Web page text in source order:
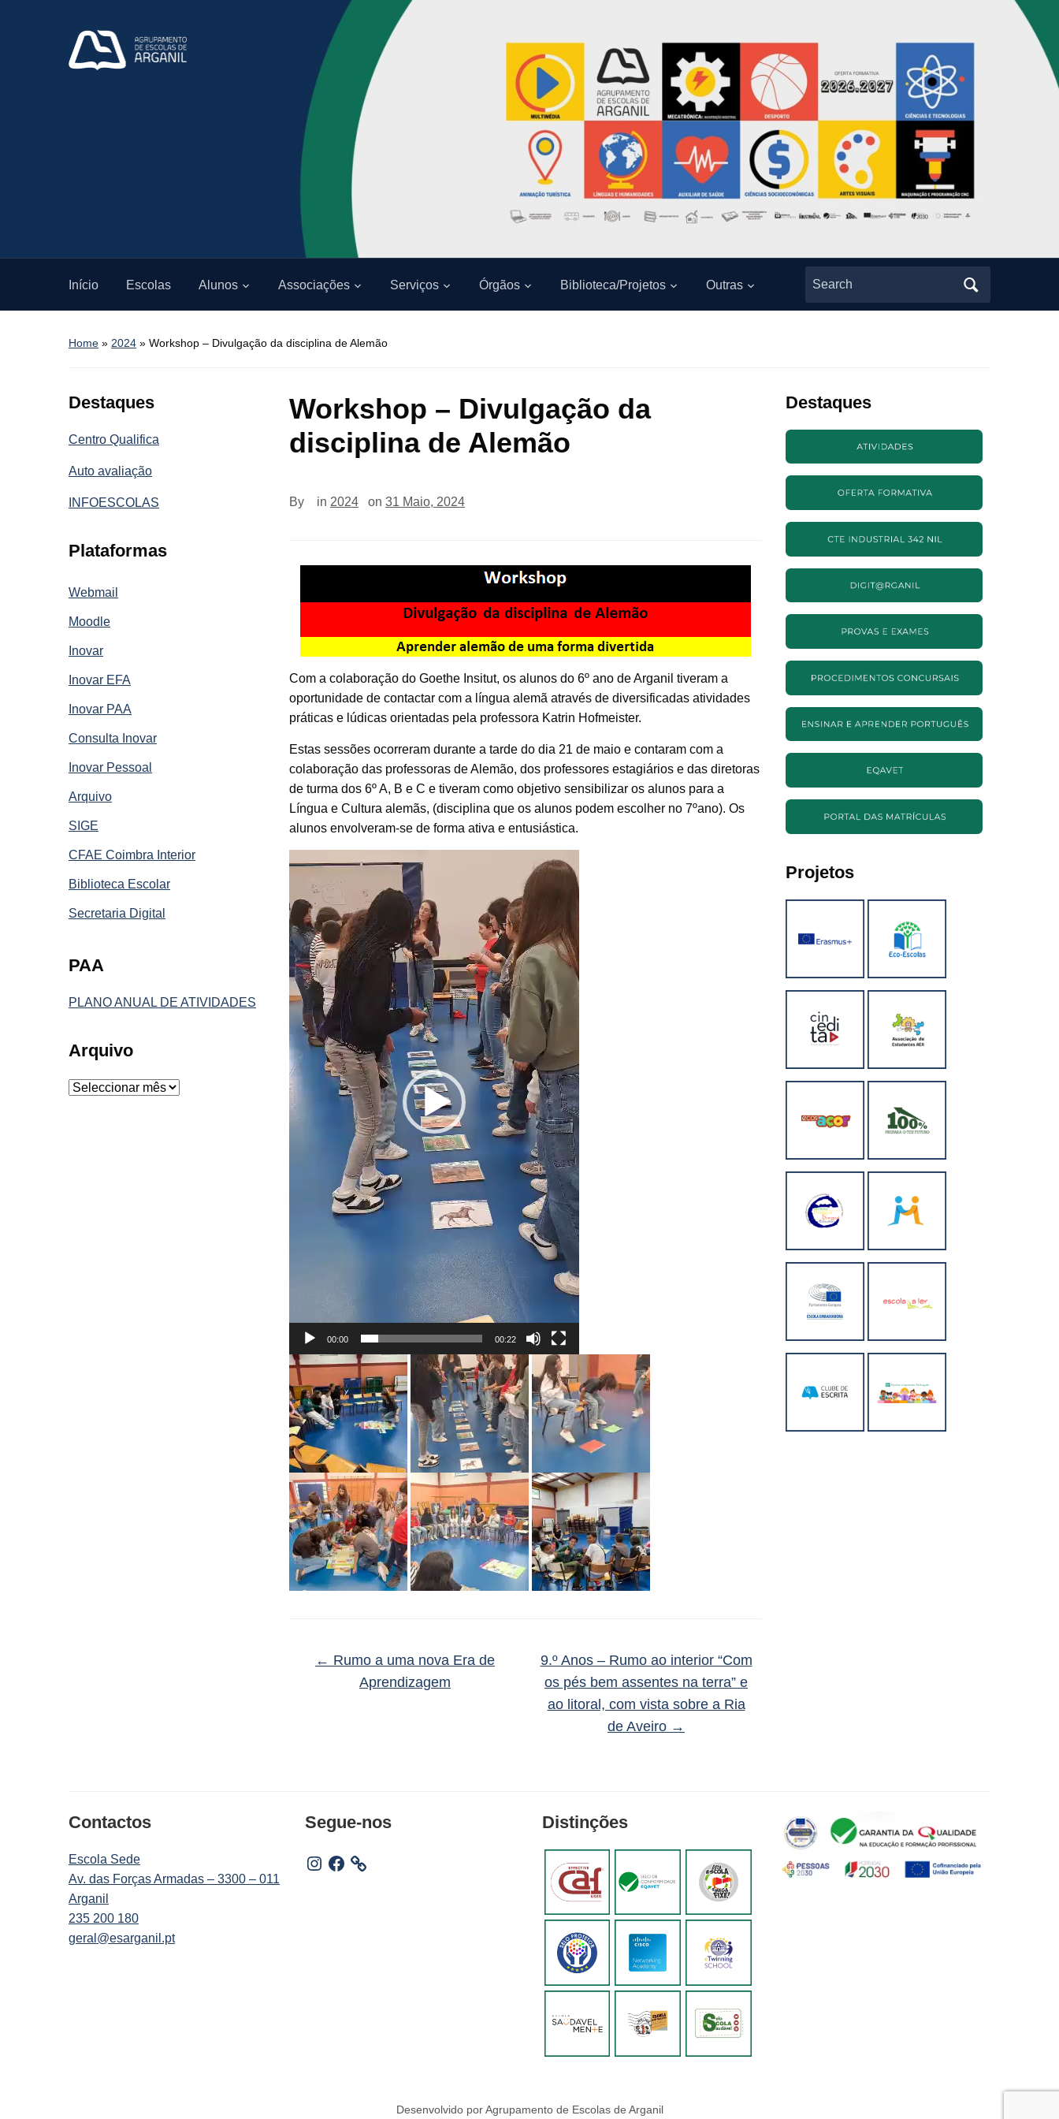
Início Escolas Alunos Associações Serviços Órgãos Biblioteca/Projetos Outras
Search
for:
Home » 2024 » Workshop – Divulgação da disciplina de Alemão
Destaques
Centro Qualifica
Auto avaliação
INFOESCOLAS
Plataformas
Webmail
Moodle
Inovar
Inovar EFA
Inovar PAA
Consulta Inovar
Inovar Pessoal
Arquivo
SIGE
CFAE Coimbra Interior
Biblioteca Escolar
Secretaria Digital
PAA
PLANO ANUAL DE ATIVIDADES
Arquivo
Arquivo
Workshop – Divulgação da
disciplina de Alemão
By in 2024 on 31 Maio, 2024
Com a colaboração do Goethe Insitut, os alunos do 6º ano de Arganil tiveram a
oportunidade de contactar com a língua alemã através de diversificadas atividades
práticas e lúdicas orientadas pela professora Katrin Hofmeister.
Estas sessões ocorreram durante a tarde do dia 21 de maio e contaram com a
colaboração das professoras de Alemão, dos professores estagiários e das diretoras
de turma dos 6º A, B e C e tiveram como objetivo sensibilizar os alunos para a
Língua e Cultura alemãs, (disciplina que os alunos podem escolher no 7ºano). Os
alunos envolveram-se de forma ativa e entusiástica.
vídeo
00:00 00:22
← Rumo a uma nova Era de
Aprendizagem
9.º Anos – Rumo ao interior “Com
os pés bem assentes na terra” e
ao litoral, com vista sobre a Ria
de Aveiro →
Destaques
Projetos
Contactos
Escola Sede
Av. das Forças Armadas – 3300 – 011
Arganil
235 200 180
geral@esarganil.pt
Segue-nos
Instagram
Facebook
Distinções
Desenvolvido por Agrupamento de Escolas de Arganil